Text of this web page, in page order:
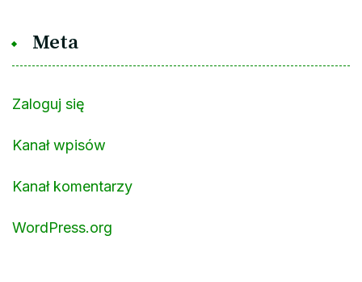
Meta
Zaloguj się
Kanał wpisów
Kanał komentarzy
WordPress.org